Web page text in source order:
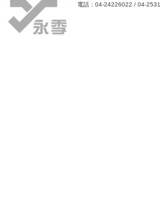
電話：04-24226022 / 04-